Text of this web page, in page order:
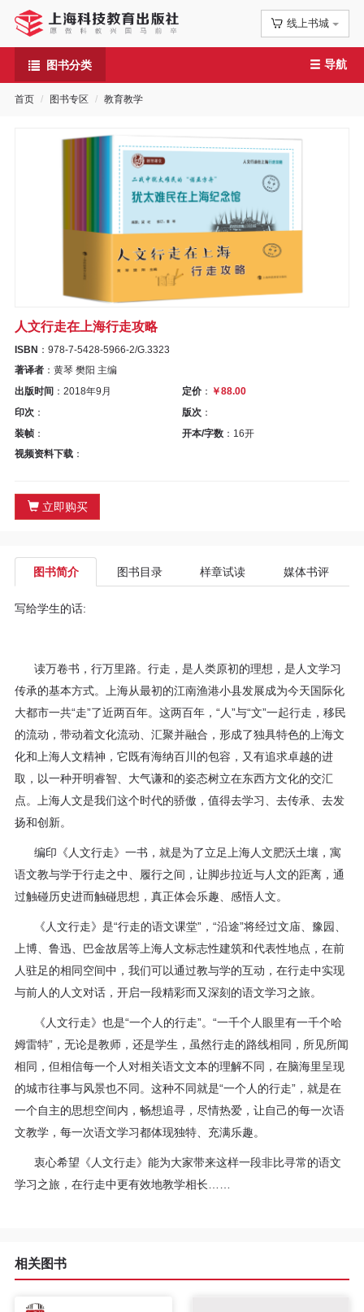
线上书城
图书分类
首
页
区
课
程
关
我
们
导航
首页 图书专区 教育教学
人文行走在上海行走攻略
ISBN ：978-7-5428-5966-2/G.3323
著译者 ：黄琴 樊阳 主编
出版时间 ：2018年9月 定价： ￥88.00
印次 ： 版次：
装帧 ： 开本/字数：16开
视频资料下载 ：
立即购买
图书简介 图书目录 样章试读 媒体书评
写给学生的话:
读万卷书，行万里路。行走，是人类原初的理想，是人文学习
传承的基本方式。上海从最初的江南渔港小县发展成为今天国际化
大都市一共“走”了近两百年。这两百年，“人”与“文”一起行走，移民
的流动，带动着文化流动、汇聚并融合，形成了独具特色的上海文
化和上海人文精神，它既有海纳百川的包容，又有追求卓越的进
取，以一种开明睿智、大气谦和的姿态树立在东西方文化的交汇
点。上海人文是我们这个时代的骄傲，值得去学习、去传承、去发
扬和创新。
编印《人文行走》一书，就是为了立足上海人文肥沃土壤，寓
语文教与学于行走之中、履行之间，让脚步拉近与人文的距离，通
过触碰历史进而触碰思想，真正体会乐趣、感悟人文。
《人文行走》是“行走的语文课堂”，“沿途”将经过文庙、豫园、
上博、鲁迅、巴金故居等上海人文标志性建筑和代表性地点，在前
人驻足的相同空间中，我们可以通过教与学的互动，在行走中实现
与前人的人文对话，开启一段精彩而又深刻的语文学习之旅。
《人文行走》也是“一个人的行走”。“一千个人眼里有一千个哈
姆雷特”，无论是教师，还是学生，虽然行走的路线相同，所见所闻
相同，但相信每一个人对相关语文文本的理解不同，在脑海里呈现
的城市往事与风景也不同。这种不同就是“一个人的行走”，就是在
一个自主的思想空间内，畅想追寻，尽情热爱，让自己的每一次语
文教学，每一次语文学习都体现独特、充满乐趣。
衷心希望《人文行走》能为大家带来这样一段非比寻常的语文
学习之旅，在行走中更有效地教学相长……
相关图书